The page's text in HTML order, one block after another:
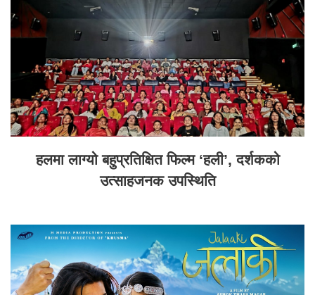
हलमा लाग्यो बहुप्रतिक्षित फिल्म ‘हली’, दर्शकको
उत्साहजनक उपस्थिति